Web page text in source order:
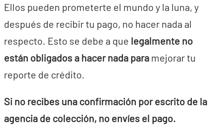
Ellos pueden prometerte el mundo y la luna, y
después de recibir tu pago, no hacer nada al
respecto. Esto se debe a que legalmente no
están obligados a hacer nada para mejorar tu
reporte de crédito.
Si no recibes una confirmación por escrito de la
agencia de colección, no envíes el pago.